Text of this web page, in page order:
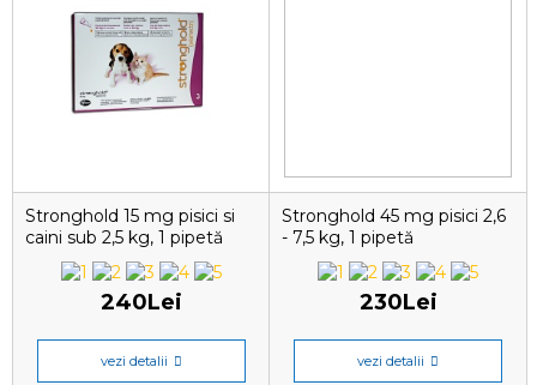
Stronghold 15 mg pisici si
caini sub 2,5 kg, 1 pipetă
240Lei
vezi detalii
Stronghold 45 mg pisici 2,6
- 7,5 kg, 1 pipetă
antiparazitare
230Lei
vezi detalii